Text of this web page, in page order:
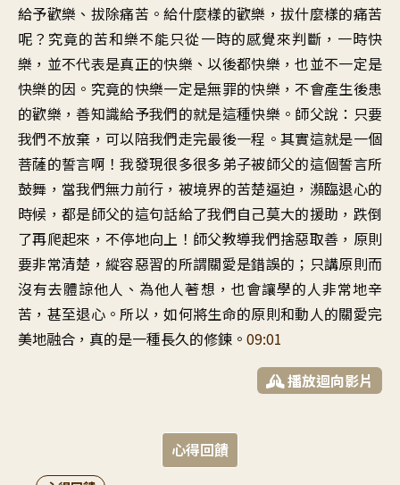
給予歡樂、拔除痛苦。給什麼樣的歡樂，拔什麼樣的痛苦
呢？究竟的苦和樂不能只從一時的感覺來判斷，一時快
樂，並不代表是真正的快樂、以後都快樂，也並不一定是
快樂的因。究竟的快樂一定是無罪的快樂，不會產生後患
的歡樂，善知識給予我們的就是這種快樂。師父說：只要
我們不放棄，可以陪我們走完最後一程。其實這就是一個
菩薩的誓言啊！我發現很多很多弟子被師父的這個誓言所
鼓舞，當我們無力前行，被境界的苦楚逼迫，瀕臨退心的
時候，都是師父的這句話給了我們自己莫大的援助，跌倒
了再爬起來，不停地向上！師父教導我們捨惡取善，原則
要非常清楚，縱容惡習的所謂關愛是錯誤的；只講原則而
沒有去體諒他人、為他人著想，也會讓學的人非常地辛
苦，甚至退心。所以，如何將生命的原則和動人的關愛完
美地融合，真的是一種長久的修鍊。 09:01
播放迴向影片
心得回饋